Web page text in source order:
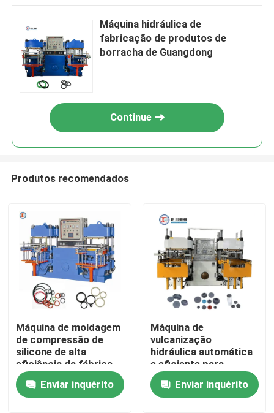
Máquina hidráulica de
fabricação de produtos de
borracha de Guangdong
Continue
Produtos recomendados
Máquina de moldagem
de compressão de
silicone de alta
eficiência da fábrica
da China
Enviar inquérito
Máquina de
vulcanização
hidráulica automática
e eficiente para
fabricação de rolhas
de borracha
Enviar inquérito